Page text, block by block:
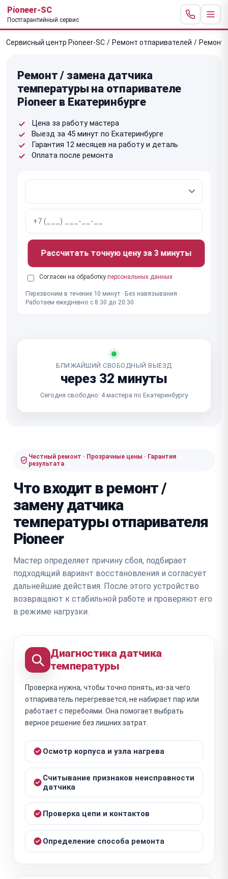
Pioneer-SC
Постгарантийный сервис
Сервисный центр Pioneer-SC / Ремонт отпаривателей / Ремонт
Ремонт / замена датчика
температуры на отпаривателе
Pioneer в Екатеринбурге
Цена за работу мастера
Выезд за 45 минут по Екатеринбурге
Гарантия 12 месяцев на работу и деталь
Оплата после ремонта
Рассчитать точную цену за 3 минуты
Согласен на обработку персональных данных
Перезвоним в течение 10 минут · Без навязывания ·
Работаем ежедневно с 8:30 до 20:30
БЛИЖАЙШИЙ СВОБОДНЫЙ ВЫЕЗД
через 32 минуты
Сегодня свободно: 4 мастера по Екатеринбургу
Честный ремонт · Прозрачные цены · Гарантия
результата
Что входит в ремонт /
замену датчика
температуры отпаривателя
Pioneer
Мастер определяет причину сбоя, подбирает
подходящий вариант восстановления и согласует
дальнейшие действия. После этого устройство
возвращают к стабильной работе и проверяют его
в режиме нагрузки.
Диагностика датчика
температуры
Проверка нужна, чтобы точно понять, из-за чего
отпариватель перегревается, не набирает пар или
работает с перебоями. Она помогает выбрать
верное решение без лишних затрат.
Осмотр корпуса и узла нагрева
Считывание признаков неисправности
датчика
Проверка цепи и контактов
Определение способа ремонта